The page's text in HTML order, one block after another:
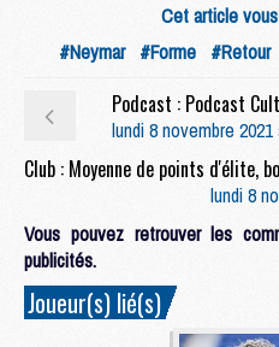
Cet article
#Neymar #Forme #Retour
Podcast : Podcast
lundi 8 novembre 2021
lundi 8
Vous pouvez retrouver les
publicités.
Joueur(s) lié(s)